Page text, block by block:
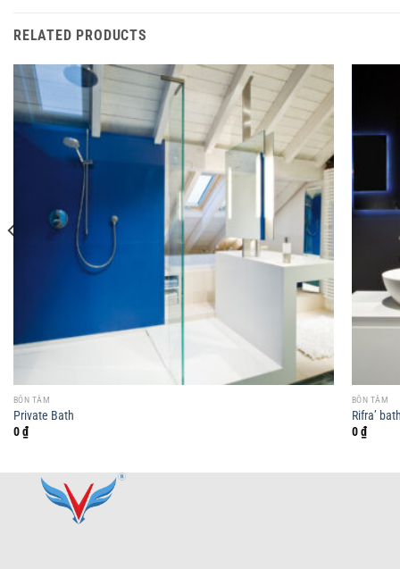
RELATED PRODUCTS
BỒN TẮM
Private Bath
0₫
BỒN TẮM
Rifra’
0₫